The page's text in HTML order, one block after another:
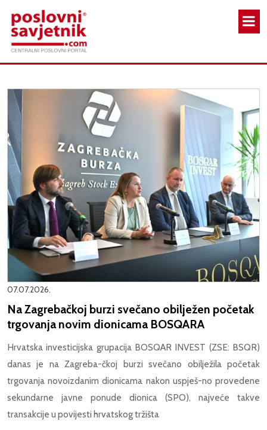
07.07.2026.
Na Zagrebačkoj burzi svečano obilježen početak
trgovanja novim dionicama BOSQARA
Hrvatska investicijska grupacija BOSQAR INVEST (ZSE: BSQR)
danas je na Zagreba-čkoj burzi svečano obilježila početak
trgovanja novoizdanim dionicama nakon uspješ-no provedene
sekundarne javne ponude dionica (SPO), najveće takve
transakcije u povijesti hrvatskog tržišta